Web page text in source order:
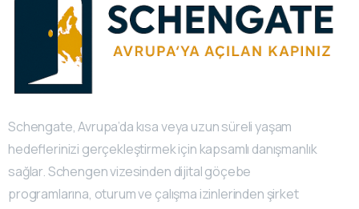
Schengate, Avrupa’da kısa veya uzun süreli yaşam
hedeflerinizi gerçekleştirmek için kapsamlı danışmanlık
sağlar. Schengen vizesinden dijital göçebe
programlarına, oturum ve çalışma izinlerinden şirket